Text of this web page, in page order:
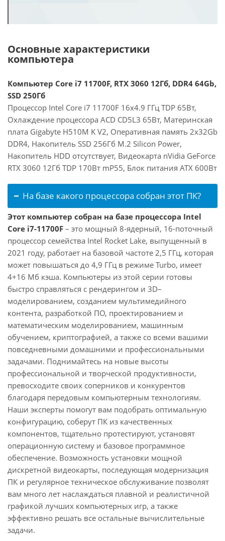
Основные характеристики
компьютера
Компьютер Core i7 11700F, RTX 3060 12Гб, DDR4 64Gb,
SSD 250Гб
Процессор Intel Core i7 11700F 16x4.9 ГГц TDP 65Вт,
Охлаждение процессора ACD CD5L3 65Вт, Материнская
плата Gigabyte H510M K V2, Оперативная память 2x32Gb
DDR4, Накопитель SSD 256Гб M.2 Silicon Power,
Накопитель HDD отсутствует, Видеокарта nVidia GeForce
RTX 3060 12Гб TDP 170Вт mP55, Блок питания ATX 600Вт
На базе какого процессора собран этот ПК?
Этот компьютер собран на базе процессора Intel
Core i7-11700F – это мощный 8-ядерный, 16-поточный
процессор семейства Intel Rocket Lake, выпущенный в
2021 году, работает на базовой частоте 2,5 ГГц, которая
может повышаться до 4,9 ГГц в режиме Turbo, имеет
4+16 Мб кэша. Компьютеры из этой серии готовы
быстро справляться с рендерингом и 3D–
моделированием, созданием мультимедийного
контента, разработкой ПО, проектированием и
математическим моделированием, машинным
обучением, криптографией, а также со всеми вашими
повседневными домашними и профессиональными
задачами. Поднимайтесь на новые высоты
профессиональной и творческой продуктивности,
превосходите своих соперников и конкурентов
благодаря передовым компьютерным технологиям.
Наши эксперты помогут вам подобрать оптимальную
конфигурацию, соберут ПК из качественных
компонентов, тщательно протестируют, установят
операционную систему и базовое программное
обеспечение. Возможность установки мощной
дискретной видеокарты, последующая модернизация
ПК и регулярное техническое обслуживание позволят
вам много лет наслаждаться плавной и реалистичной
графикой лучших компьютерных игр, а также
эффективно решать все остальные вычислительные
задачи.